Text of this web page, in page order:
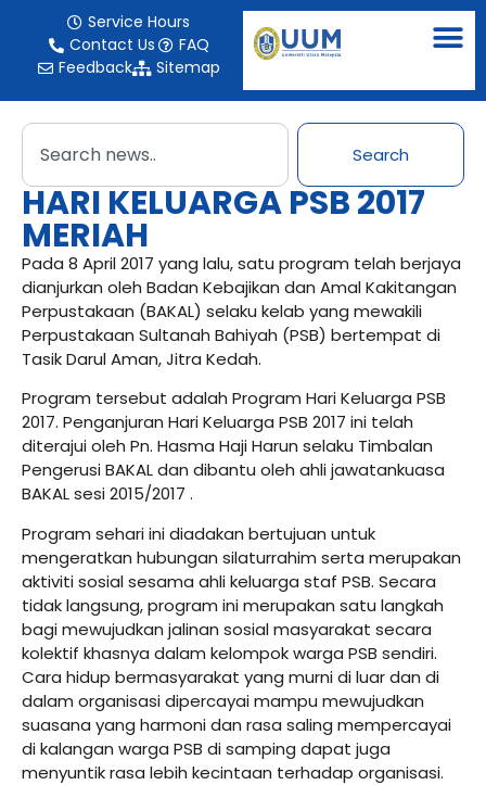
Service Hours
Contact Us
FAQ
Feedback
Sitemap
Search
HARI KELUARGA PSB 2017
MERIAH
Pada 8 April 2017 yang lalu, satu program telah berjaya
dianjurkan oleh Badan Kebajikan dan Amal Kakitangan
Perpustakaan (BAKAL) selaku kelab yang mewakili
Perpustakaan Sultanah Bahiyah (PSB) bertempat di
Tasik Darul Aman, Jitra Kedah.
Program tersebut adalah Program Hari Keluarga PSB
2017. Penganjuran Hari Keluarga PSB 2017 ini telah
diterajui oleh Pn. Hasma Haji Harun selaku Timbalan
Pengerusi BAKAL dan dibantu oleh ahli jawatankuasa
BAKAL sesi 2015/2017 .
Program sehari ini diadakan bertujuan untuk
mengeratkan hubungan silaturrahim serta merupakan
aktiviti sosial sesama ahli keluarga staf PSB. Secara
tidak langsung, program ini merupakan satu langkah
bagi mewujudkan jalinan sosial masyarakat secara
kolektif khasnya dalam kelompok warga PSB sendiri.
Cara hidup bermasyarakat yang murni di luar dan di
dalam organisasi dipercayai mampu mewujudkan
suasana yang harmoni dan rasa saling mempercayai
di kalangan warga PSB di samping dapat juga
menyuntik rasa lebih kecintaan terhadap organisasi.